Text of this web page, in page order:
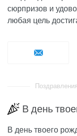
сюрпризов и
любая цель
В день
В день твоего